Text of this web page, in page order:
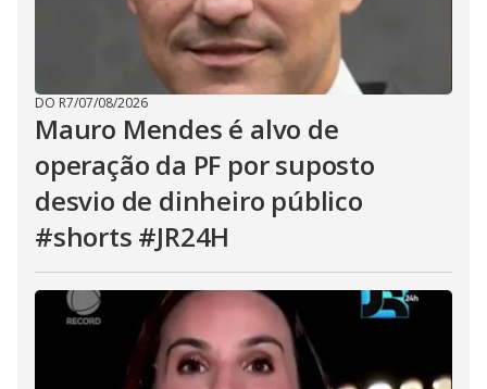
DO R7/07/08/2026
Mauro Mendes é alvo de
operação da PF por suposto
desvio de dinheiro público
#shorts #JR24H